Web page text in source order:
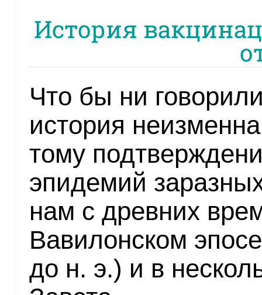
История
Что бы ни
история
тому
эпидемий
нам с древних
Вавилонском
до н. э.) и в